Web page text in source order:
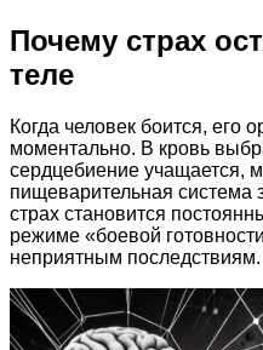
Почему страх
теле
Когда человек боится, его
моментально. В кровь
сердцебиение учащается,
пищеварительная система
страх становится
режиме «боевой
неприятным последствиям.